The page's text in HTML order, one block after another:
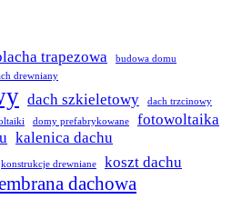
trapezowa
budowa domu
drewniany
dach szkieletowy
dach trzcinowy
domy prefabrykowane fotowoltaika
kalenica dachu
konstrukcje drewniane
koszt dachu
dachowa